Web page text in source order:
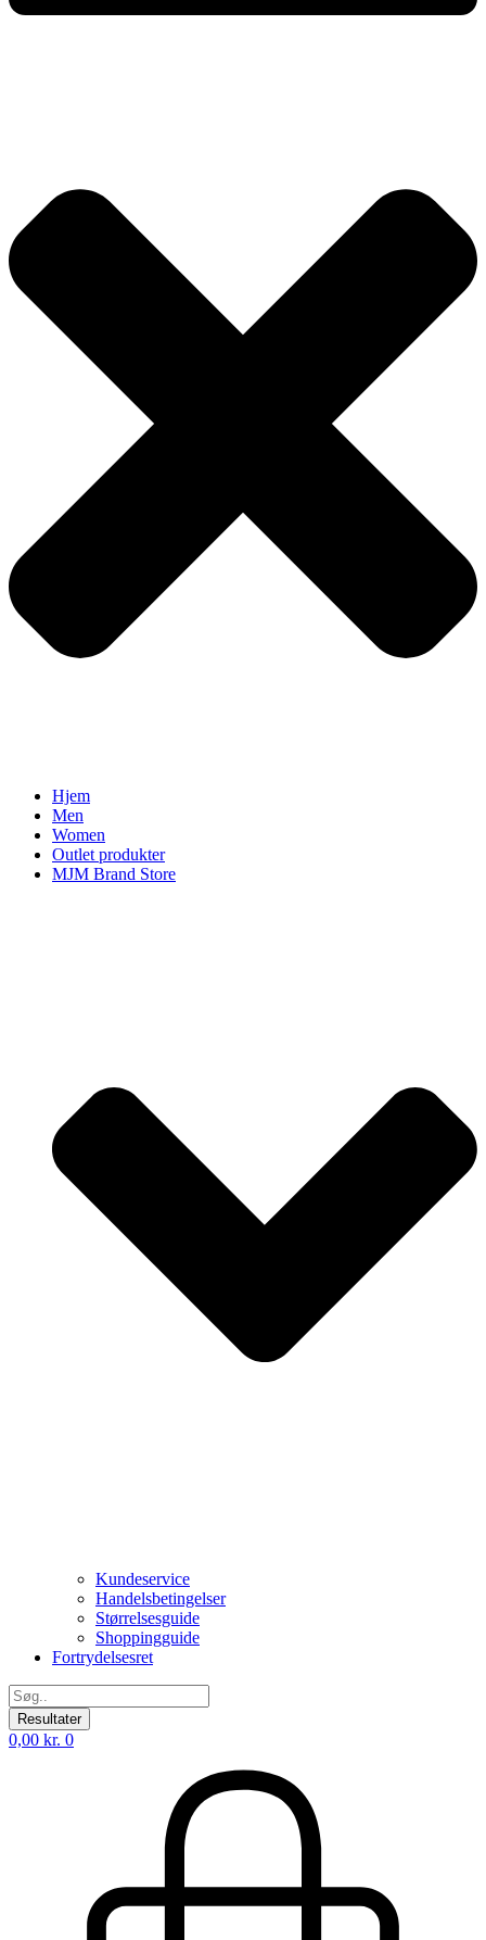
Hjem
Men
Women
Outlet produkter
MJM Brand Store
Kundeservice
Handelsbetingelser
Størrelsesguide
Shoppingguide
Fortrydelsesret
Search
...Resultater
0,00 kr. 0